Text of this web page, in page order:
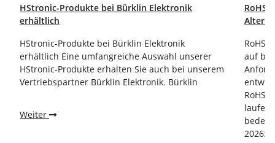
HStronic-Produkte bei Bürklin Elektronik
erhältlich
HStronic-Produkte bei Bürklin Elektronik
erhältlich Eine umfangreiche Auswahl unserer
HStronic-Produkte erhalten Sie auch bei unserem
Vertriebspartner Bürklin Elektronik. Bürklin
Weiter
RoHS-
RoHS-
auf
RoHS-
laufen
2026: